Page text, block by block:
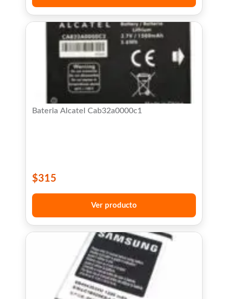
Bateria Alcatel Cab32a0000c1
$315
Ver producto